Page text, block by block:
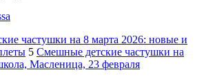
частушки на 8 марта 2026: новые и
5 Смешные детские частушки на
Масленица, 23 февраля